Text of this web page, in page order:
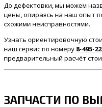
До дефектовки, мы можем
цены, опираясь на наш опыт
схожими неисправностями.
Узнать ориентировочную
наш сервис по номеру 8-495-
предварительный расчёт
ЗАПЧАСТИ ПО